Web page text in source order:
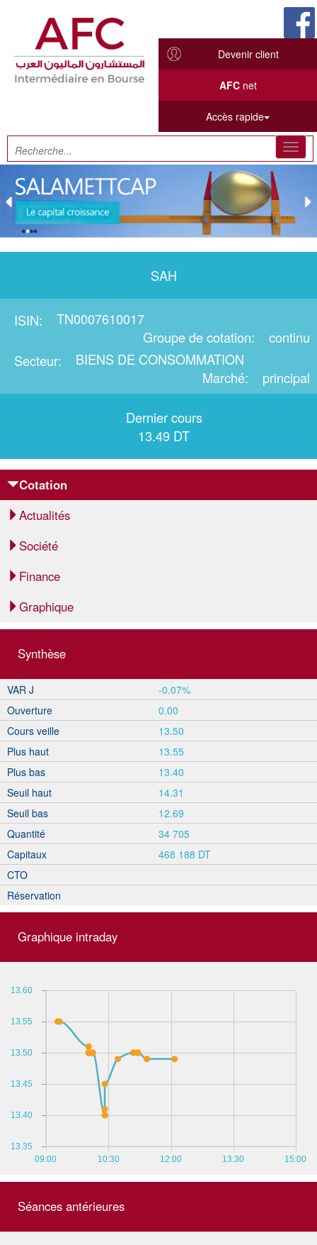
Devenir client
AFCnet
Accès rapide
SAH
ISIN
TN0007610017
Groupe de cotation
continu
Secteur
BIENS DE CONSOMMATION
Marché
principal
Dernier cours
13.49 DT
Cotation
Actualités
Société
Finance
Graphique
Synthèse
VAR J
-0.07%
Ouverture
0.00
Cours veille
13.50
Plus haut
13.55
Plus bas
13.40
Seuil haut
14.31
Seuil bas
12.69
Quantité
34 705
Capitaux
468 188 DT
CTO
Réservation
Graphique intraday
09:00 10:30 12:00 13:30 15:00
13.35
13.40
13.45
13.50
13.55
13.60
Séances antérieures